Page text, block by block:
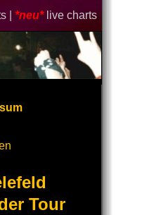
| *neu* live charts
Tour